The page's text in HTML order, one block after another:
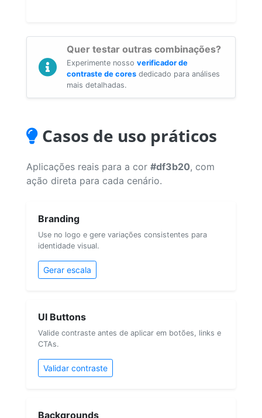
Quer testar outras combinações?
Experimente nosso verificador de
contraste de cores dedicado para análises
mais detalhadas.
Casos de uso práticos
Aplicações reais para a cor #df3b20, com
ação direta para cada cenário.
Branding
Use no logo e gere variações consistentes para
identidade visual.
Gerar escala
UI Buttons
Valide contraste antes de aplicar em botões, links e
CTAs.
Validar contraste
Backgrounds